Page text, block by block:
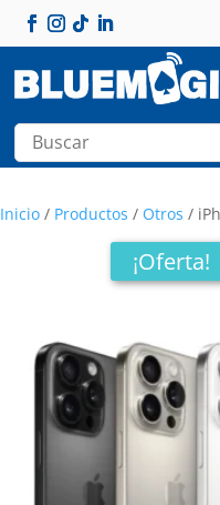
Inicio / Productos / Otros /
¡Oferta!